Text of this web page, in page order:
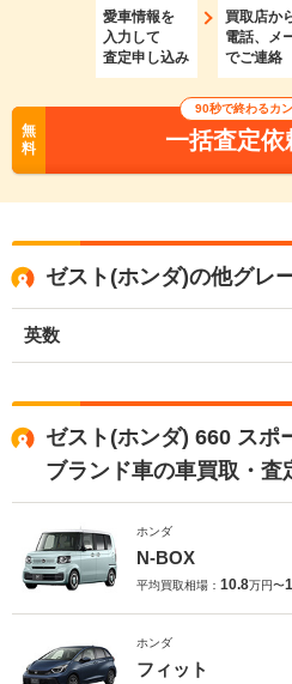
愛車情報を
入力して
査定申し込み
買取店か
電話、メ
でご連絡
無
料
90秒で終わるカ
一括査定依
ゼスト(ホンダ)の他グレ
英数
ゼスト(ホンダ) 660 スポ
ブランド車の車買取・査
ホンダ
N-BOX
平均買取相場： 10.8万円〜
ホンダ
フィット